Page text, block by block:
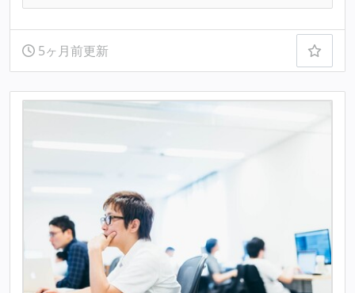
5ヶ月前更新